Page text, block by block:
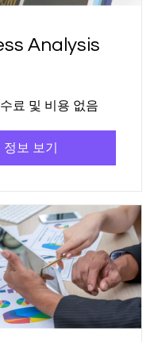
Analysis
료 및 비용 없음
정보 보기